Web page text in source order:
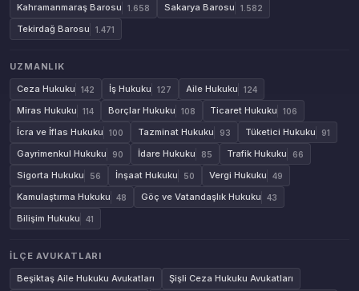
Kahramanmaraş Barosu 1.658 Sakarya Barosu 1.582
Tekirdağ Barosu 1.471
UZMANLIK
Ceza Hukuku
142 İş Hukuku 127 Aile Hukuku 124
Miras Hukuku 114 Borçlar Hukuku 108 Ticaret Hukuku 106
İcra ve İflas Hukuku 100 Tazminat Hukuku 93 Tüketici Hukuku 91
Gayrimenkul Hukuku 90 İdare Hukuku 85 Trafik Hukuku 66
Sigorta Hukuku 56 İnşaat Hukuku 50 Vergi Hukuku 49
Kamulaştırma Hukuku 48 Göç ve Vatandaşlık Hukuku 43
Bilişim Hukuku 41
İLÇE AVUKATLARI
Beşiktaş Aile Hukuku Avukatları
Şişli Ceza Hukuku Avukatları